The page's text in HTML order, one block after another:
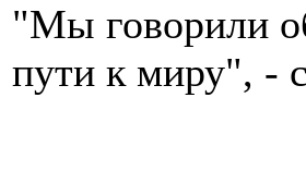
"Мы говорили
пути к миру", -